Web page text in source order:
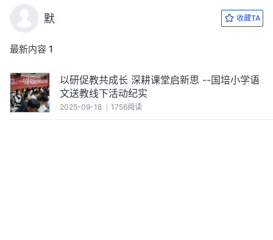
默 收藏TA
最新内容 1
以研促教共成长 深耕课堂启新思 --国培小学语
文送教线下活动纪实
2025-09-18 1756阅读